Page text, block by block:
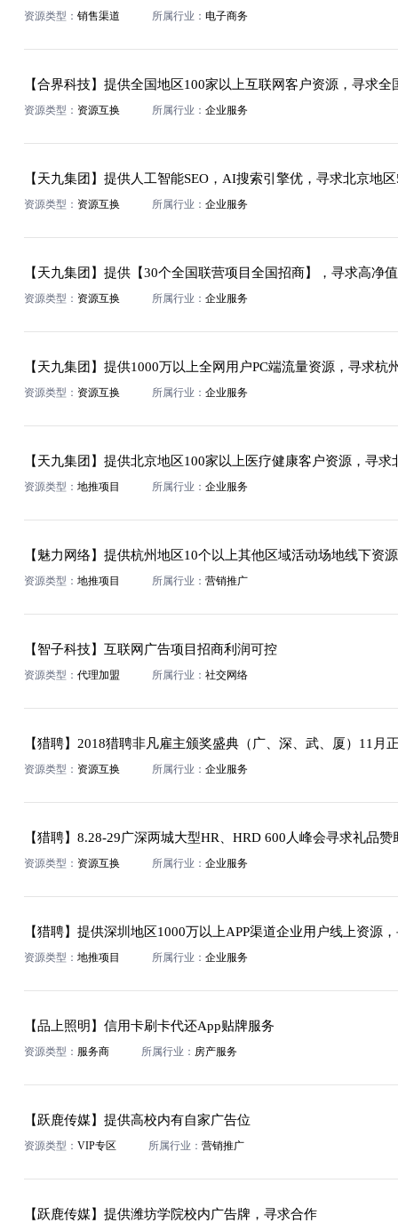
资源类型： 销售渠道 所属行业： 电子商务
资源类型： 资源互换 所属行业： 企业服务
资源类型： 资源互换 所属行业： 企业服务
【天九集团】提供【30个全国联营项目全国招商】，寻求高净
资源类型： 资源互换 所属行业： 企业服务
资源类型： 资源互换 所属行业： 企业服务
【天九集团】提供北京地区100家以上医疗健康客户资源，寻
资源类型： 地推项目 所属行业： 企业服务
资源类型： 地推项目 所属行业： 营销推广
【智子科技】互联网广告项目招商利润可控
资源类型： 代理加盟 所属行业： 社交网络
【猎聘】2018猎聘非凡雇主颁奖盛典（广、深、武、厦）11月
资源类型： 资源互换 所属行业： 企业服务
【猎聘】8.28-29广深两城大型HR、HRD 600人峰会寻求礼品赞
资源类型： 资源互换 所属行业： 企业服务
资源类型： 地推项目 所属行业： 企业服务
【品上照明】信用卡刷卡代还App贴牌服务
资源类型： 服务商 所属行业： 房产服务
【跃鹿传媒】提供高校内有自家广告位
资源类型： VIP专区 所属行业： 营销推广
【跃鹿传媒】提供潍坊学院校内广告牌，寻求合作